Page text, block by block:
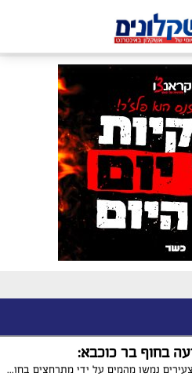
בחוף בר כוכבא:
שני צעירים נמשו מהמים על ידי מתרחצים בחוף בר כןכבא לאחר שככל הנראה נסחפו והחלו לטבוע. הם פונו לביה"ח ברזילי במצב קל ובינוני